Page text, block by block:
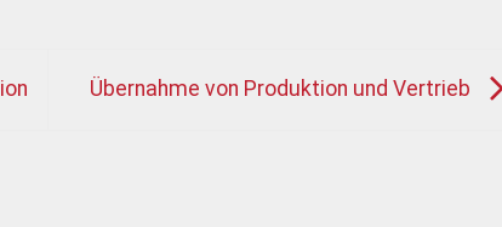
Übernahme von Produktion und Vertrieb